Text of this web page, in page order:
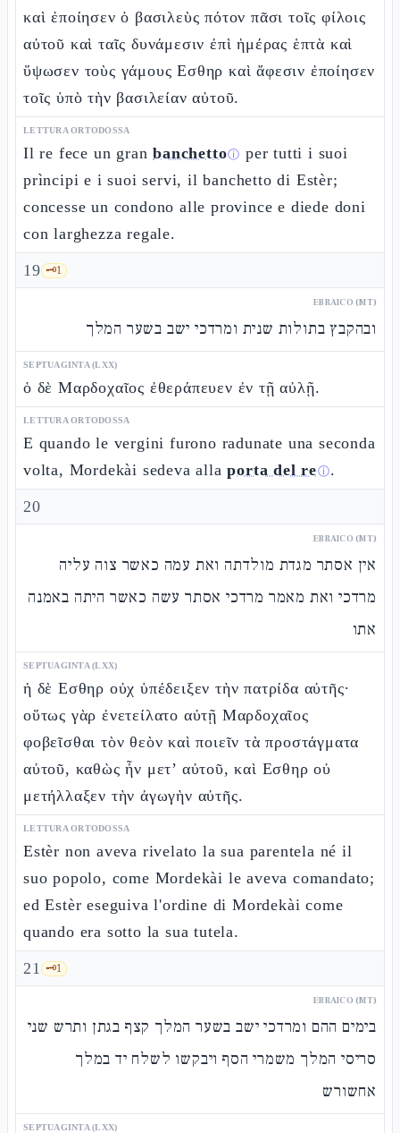
καὶ ἐποίησεν ὁ βασιλεὺς πότον πᾶσι τοῖς φίλοις
αὐτοῦ καὶ ταῖς δυνάμεσιν ἐπὶ ἡμέρας ἑπτὰ καὶ
ὕψωσεν τοὺς γάμους Εσθηρ καὶ ἄφεσιν ἐποίησεν
τοῖς ὑπὸ τὴν βασιλείαν αὐτοῦ.
LETTURA ORTODOSSA
Il re fece un granbanchettoⓘ per tutti i suoi
prìncipi e i suoi servi, il banchetto di Estèr;
concesse un condono alle province e diede doni
con larghezza regale.
19 🗝️1
EBRAICO (MT)
ובהקבץ בתולות שנית ומרדכי ישב בשער המלך
SEPTUAGINTA (LXX)
ὁ δὲ Μαρδοχαῖος ἐθεράπευεν ἐν τῇ αὐλῇ.
LETTURA ORTODOSSA
E quando le vergini furono radunate una seconda
volta, Mordekài sedeva allaporta del reⓘ.
20
EBRAICO (MT)
אין אסתר מגדת מולדתה ואת עמה כאשר צוה עליה
מרדכי ואת מאמר מרדכי אסתר עשה כאשר היתה באמנה
אתו
SEPTUAGINTA (LXX)
ἡ δὲ Εσθηρ οὐχ ὑπέδειξεν τὴν πατρίδα αὐτῆς·
οὕτως γὰρ ἐνετείλατο αὐτῇ Μαρδοχαῖος
φοβεῖσθαι τὸν θεὸν καὶ ποιεῖν τὰ προστάγματα
αὐτοῦ, καθὼς ἦν μετ’ αὐτοῦ, καὶ Εσθηρ οὐ
μετήλλαξεν τὴν ἀγωγὴν αὐτῆς.
LETTURA ORTODOSSA
Estèr non aveva rivelato la sua parentela né il
suo popolo, come Mordekài le aveva comandato;
ed Estèr eseguiva l'ordine di Mordekài come
quando era sotto la sua tutela.
21 🗝️1
EBRAICO (MT)
בימים ההם ומרדכי ישב בשער המלך קצף בגתן ותרש שני
סריסי המלך משמרי הסף ויבקשו לשלח יד במלך
אחשורש
SEPTUAGINTA (LXX)